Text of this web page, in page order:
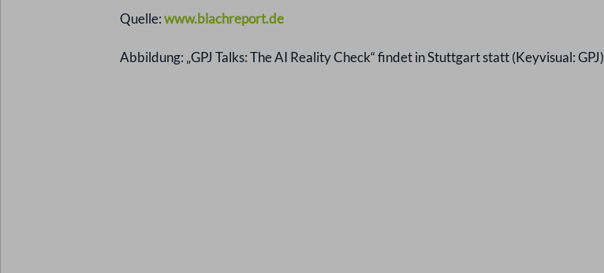
Quelle:www.blachreport.de
Abbildung: „GPJ Talks: The AI Reality Check“ findet in Stuttgart statt (Keyvisual: GPJ)